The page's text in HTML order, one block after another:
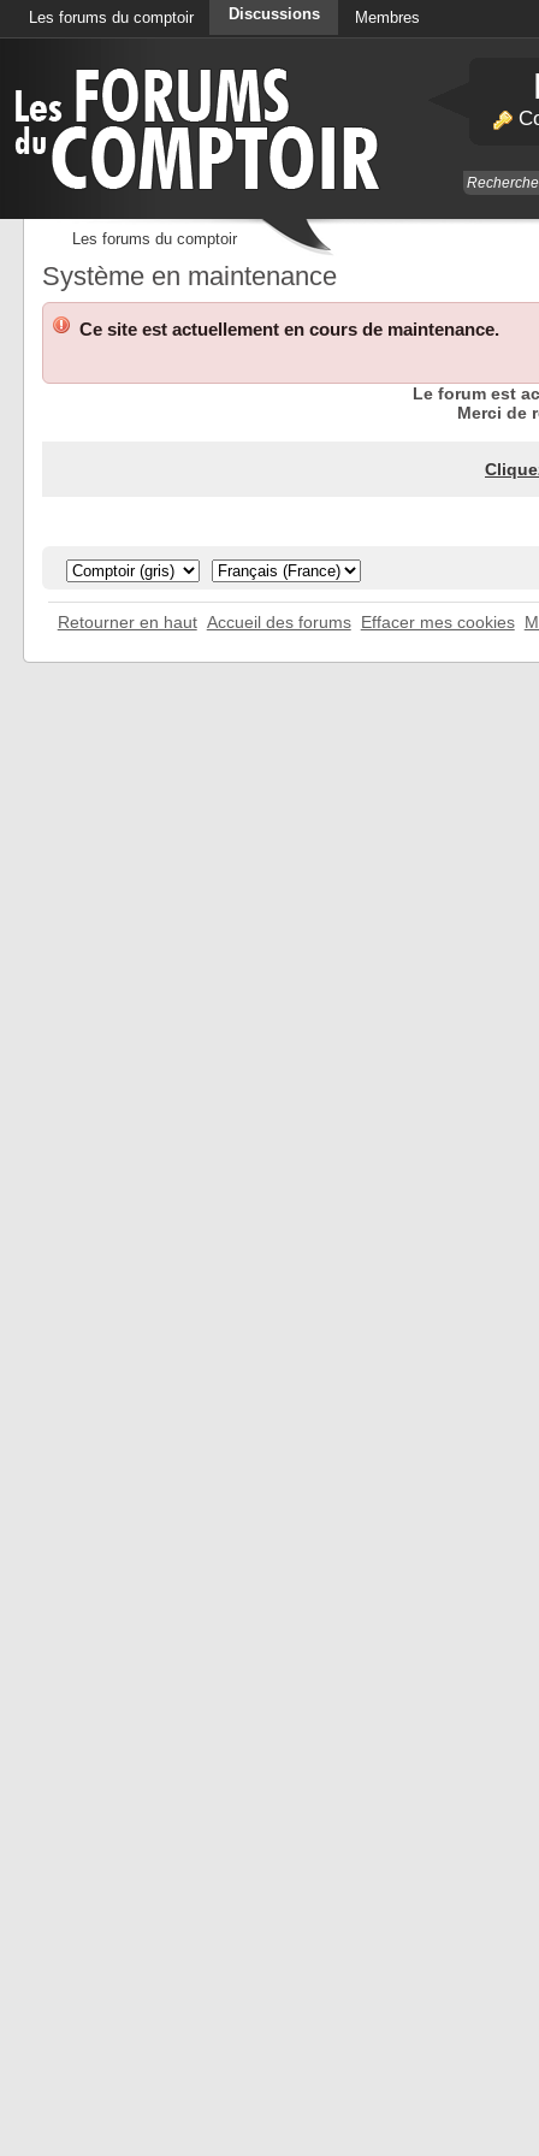
Les forums du comptoir Discussions Membres
Les forums du comptoir
Système en maintenance
Ce site est actuellement en cours de maintenance.
Le forum est
Merci de
Retourner en haut Accueil des forums Effacer mes cookies